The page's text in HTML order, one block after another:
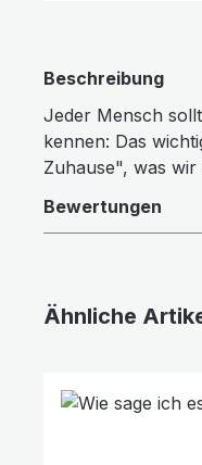
Beschreibung
Jeder Mensch
kennen: Das
Zuhause", was
Bewertungen
Ähnliche
Farben invertieren